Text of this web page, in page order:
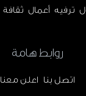
ترفيه أعمال ثقافة
روابط هامة
اتصل بنا اعلن معنا